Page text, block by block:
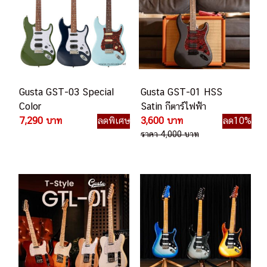
Gusta GST-03 Special
Color
7,290 บาท
ลดพิเศษ
Gusta GST-01 HSS
Satin กีตาร์ไฟฟ้า
3,600 บาท
ลด10%
ราคา 4,000 บาท